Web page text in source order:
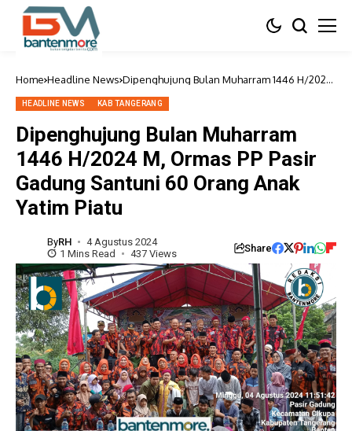
Home Headline News Dipenghujung Bulan Muharram 1446 H/2024
Anak Yatim Piatu
HEADLINE NEWS KAB TANGERANG
Dipenghujung Bulan Muharram
1446 H/2024 M, Ormas PP Pasir
Gadung Santuni 60 Orang Anak
Yatim Piatu
ByRH
4 Agustus 2024
1 Mins Read
437 Views Share